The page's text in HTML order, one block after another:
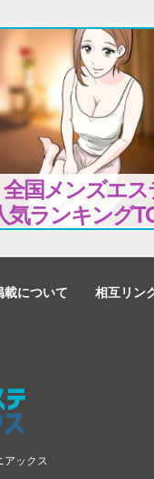
全国メンズエス
気ランキング
載について 相互リン
ックス